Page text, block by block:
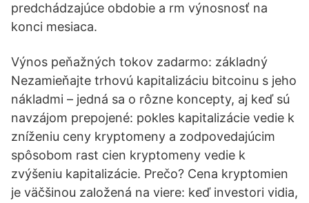
predchádzajúce obdobie a rm výnosnosť na
konci mesiaca.
Výnos peňažných tokov zadarmo: základný
Nezamieňajte trhovú kapitalizáciu bitcoinu s jeho
nákladmi – jedná sa o rôzne koncepty, aj keď sú
navzájom prepojené: pokles kapitalizácie vedie k
zníženiu ceny kryptomeny a zodpovedajúcim
spôsobom rast cien kryptomeny vedie k
zvýšeniu kapitalizácie. Prečo? Cena kryptomien
je väčšinou založená na viere: keď investori vidia,